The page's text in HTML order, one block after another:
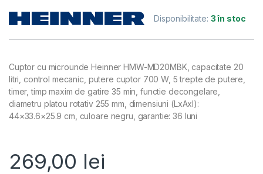
Disponibilitate: 3 în stoc
Cuptor cu microunde Heinner HMW-MD20MBK, capacitate 20
litri, control mecanic, putere cuptor 700 W, 5 trepte de putere,
timer, timp maxim de gatire 35 min, functie decongelare,
diametru platou rotativ 255 mm, dimensiuni (LxAxI):
44×33.6×25.9 cm, culoare negru, garantie: 36 luni
269,00 lei